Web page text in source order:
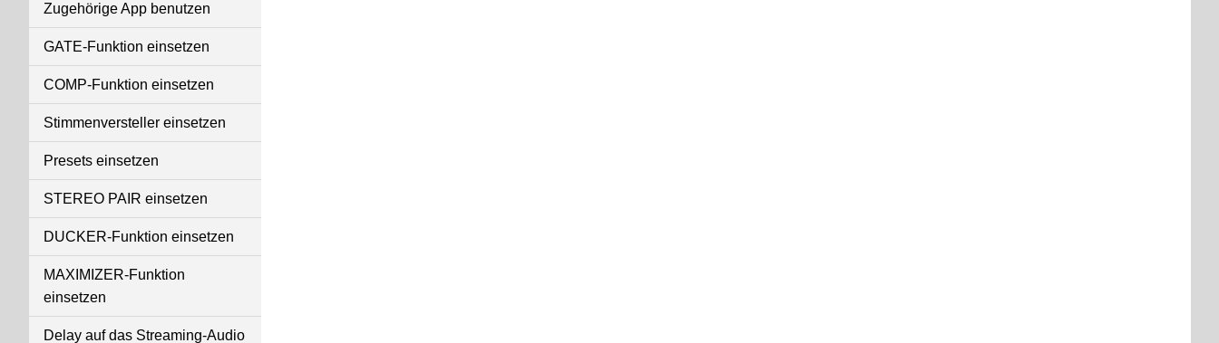
Zugehörige App benutzen
GATE-Funktion einsetzen
COMP-Funktion einsetzen
Stimmenversteller einsetzen
Presets einsetzen
STEREO PAIR einsetzen
DUCKER-Funktion einsetzen
MAXIMIZER-Funktion
einsetzen
Delay auf das Streaming-Audio